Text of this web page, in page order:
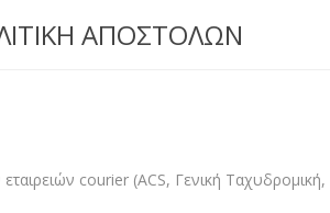
ΑΠΟΣΤΟΛΩΝ
courier (ACS, Γενική